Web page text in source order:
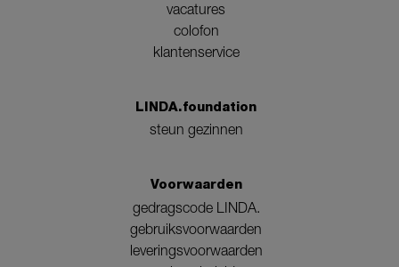
vacatures
colofon
klantenservice
LINDA.foundation
steun gezinnen
Voorwaarden
gedragscode LINDA.
gebruiksvoorwaarden
leveringsvoorwaarden